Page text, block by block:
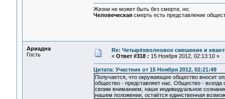
Жизни не может быть без смерти, но:
Человеческаясмерть есть представление
Ариадна
Гость
Re: Четырёхволновое смешение и
« Ответ #318 : 15 Ноября 2012, 02:13:10 »
Цитата: Участник от 15 Ноября 2012, 02:21:49
Получается, что окружающее общество вносит
общество - представляет нас. Общество -
своим вниманием, наше индивидуальное
нашем положении, остаётся единственная